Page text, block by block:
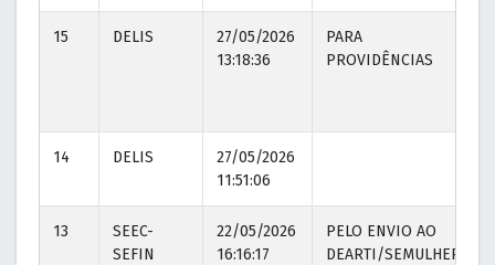
15 DELIS
27/05/2026
13:18:36
PARA
PROVIDÊNCIAS
14 DELIS
27/05/2026
11:51:06
13
SEEC-
SEFIN
22/05/2026
16:16:17
PELO ENVIO AO
DEARTI/SEMULHER